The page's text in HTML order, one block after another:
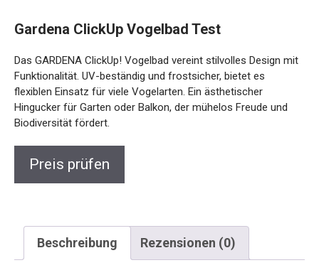
Gardena ClickUp Vogelbad Test
Das GARDENA ClickUp! Vogelbad vereint stilvolles Design mit
Funktionalität. UV-beständig und frostsicher, bietet es
flexiblen Einsatz für viele Vogelarten. Ein ästhetischer
Hingucker für Garten oder Balkon, der mühelos Freude und
Biodiversität fördert.
Preis prüfen
Beschreibung Rezensionen (0)